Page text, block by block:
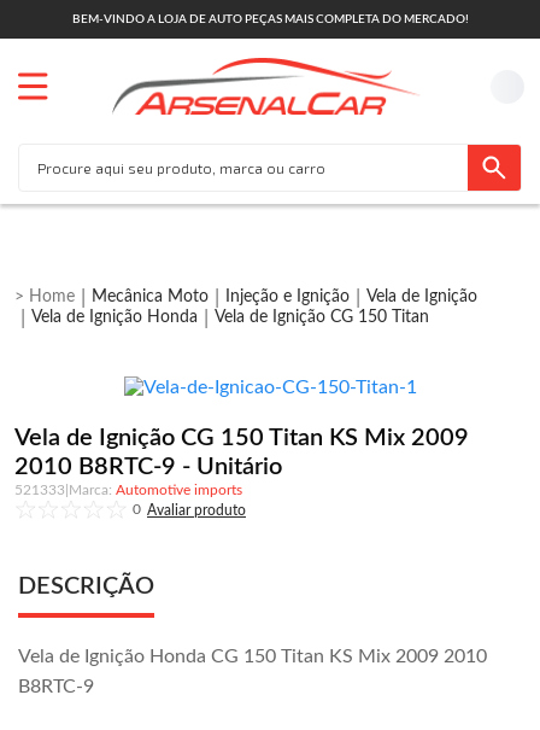
BEM-VINDO A LOJA DE AUTO PEÇAS MAIS COMPLETA DO MERCADO!
Mecânica Moto Injeção e Ignição
Vela de Ignição
Vela de Ignição Honda
Vela de Ignição CG 150 Titan
Vela de Ignição CG 150 Titan KS Mix 2009
2010 B8RTC-9 - Unitário
521333
Automotive imports
0
DESCRIÇÃO
Vela de Ignição Honda CG 150 Titan KS Mix 2009 2010
B8RTC-9